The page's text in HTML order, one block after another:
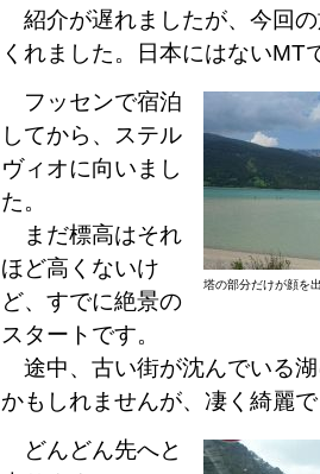
紹介が遅れましたが、今回
くれました。日本にはないMT
塔の部分だけが顔を
フッセンで宿泊
してから、ステル
ヴィオに向いまし
た。
まだ標高はそれ
ほど高くないけ
ど、すでに絶景の
スタートです。
途中、古い街が沈んでいる
かもしれませんが、凄く綺麗
どんどん先へと